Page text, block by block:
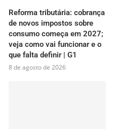
Reforma tributária: cobrança
de novos impostos sobre
consumo começa em 2027;
veja como vai funcionar e o
que falta definir | G1
8 de agosto de 2026